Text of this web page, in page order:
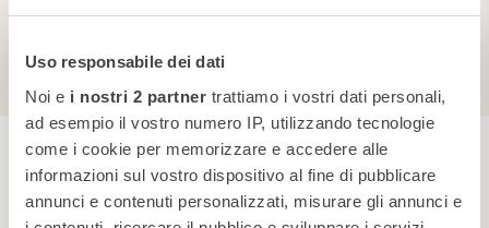
Uso responsabile dei dati
Noi e i nostri 2 partner trattiamo i vostri dati personali,
ad esempio il vostro numero IP, utilizzando tecnologie
come i cookie per memorizzare e accedere alle
informazioni sul vostro dispositivo al fine di pubblicare
annunci e contenuti personalizzati, misurare gli annunci e
Prenota ora